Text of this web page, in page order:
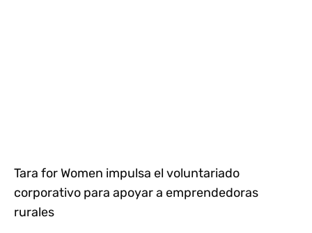
Tara for Women impulsa el voluntariado
corporativo para apoyar a emprendedoras
rurales